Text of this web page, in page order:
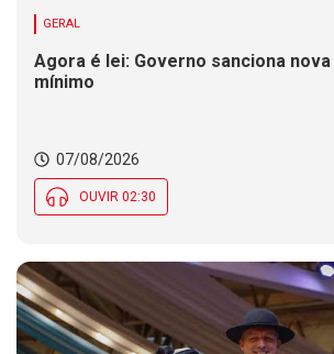
GERAL
Agora é lei: Governo sanciona
mínimo
07/08/2026
OUVIR 02:30